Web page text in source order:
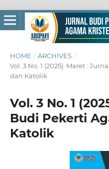
HOME / ARCHIVES /
Vol. 3 No. 1 (2025): Maret :
dan Katolik
Vol. 3 No. 1
Budi Pekerti
Katolik